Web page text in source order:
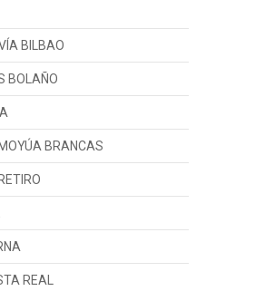
BILBAO
BOLAÑO
BRANCAS
REAL